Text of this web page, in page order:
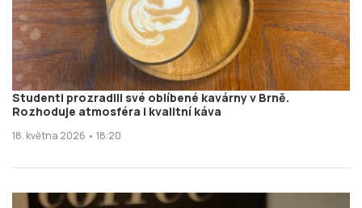
Studenti prozradili své oblíbené kavárny v Brně.
Rozhoduje atmosféra i kvalitní káva
18. května 2026 • 18:20